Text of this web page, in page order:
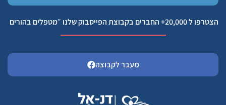
הצטרפו ל 20,000+ החברים בקבוצת הפייסבוק שלנו ״מטפלים בהורים
מעבר לקבוצה